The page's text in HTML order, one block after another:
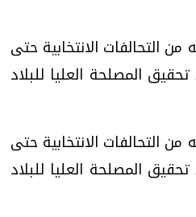
التحالفات الانتخابية حتى
المصلحة العليا للبلاد
التحالفات الانتخابية حتى
المصلحة العليا للبلاد
تحقيقات وحوارات